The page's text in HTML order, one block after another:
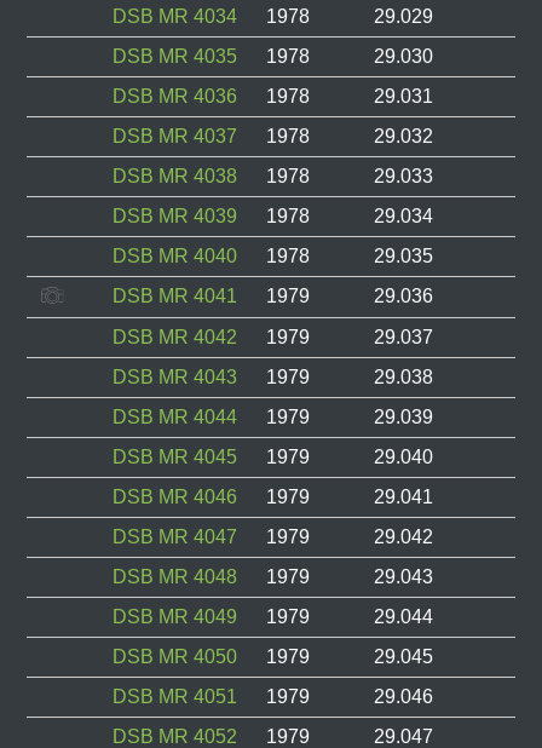
DSB MR 4034 1978
29.029
DSB MR 4035
1978
29.030
DSB MR 4036
1978
29.031
DSB MR 4037
1978
29.032
DSB MR 4038
1978
29.033
DSB MR 4039
1978
29.034
DSB MR 4040
1978
29.035
DSB MR 4041
1979
29.036
DSB MR 4042
1979
29.037
DSB MR 4043
1979
29.038
DSB MR 4044
1979
29.039
DSB MR 4045
1979
29.040
DSB MR 4046
1979
29.041
DSB MR 4047
1979
29.042
DSB MR 4048
1979
29.043
DSB MR 4049
1979
29.044
DSB MR 4050
1979
29.045
DSB MR 4051
1979
29.046
DSB MR 4052
1979
29.047